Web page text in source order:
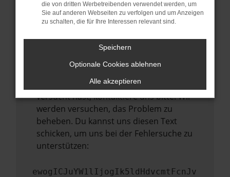
sind.
Veraltete Software birgt nicht nur ein
führen, dass bestimmte Funktionen nicht
Wende dich an den Webseitenbetreiber.
Wenn du alle oben genannten Schritte
versucht hast, kontaktiere uns bitte. Wir
werden versuchen, das Problem zu
beheben. Du kannst uns diesen Text
schicken, um uns bei der Fehlersuche zu
unterstützen:
ewogICJuYW1lIjogIk5ldHdvcmtFcnJv
die von dritten Werbetreibenden verwendet werden, um
Sie auf anderen Webseiten zu verfolgen und um Anzeigen
zu schalten, die für Ihre Interessen relevant sind.
Speichern
Optionale Cookies ablehnen
Alle akzeptieren